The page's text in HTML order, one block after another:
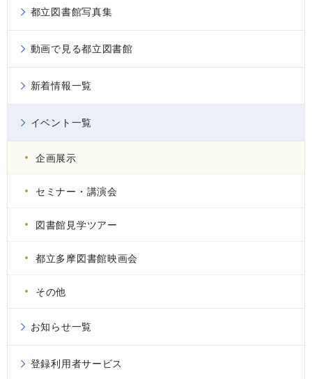
都立図書館写真集
動画で見る都立図書館
新着情報一覧
イベント一覧
企画展示
セミナー・講演会
図書館見学ツアー
都立多摩図書館映画会
その他
お知らせ一覧
登録利用者サービス